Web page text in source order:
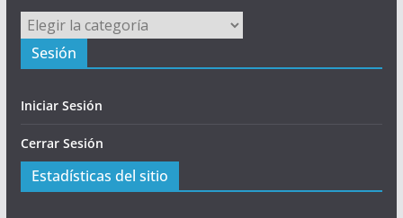
Principal
Sesión
Iniciar Sesión
Cerrar Sesión
Estadísticas del sitio